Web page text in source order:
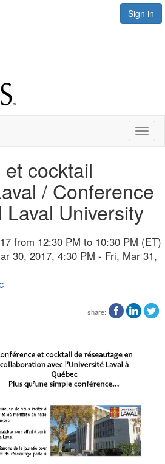
Sign in
cocktail
/ Conference
University
from 12:30 PM to 10:30 PM (ET)
30, 2017, 4:30 PM - Fri, Mar 31,
share: